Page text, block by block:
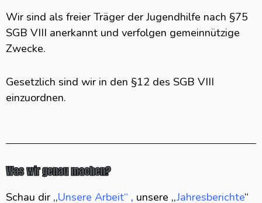
Wir sind als freier Träger der Jugendhilfe nach §75
SGB VIII anerkannt und verfolgen gemeinnützige
Zwecke.
Gesetzlich sind wir in den §12 des SGB VIII
einzuordnen.
Was wir genau machen?
Schau dir ,,Unsere Arbeit“ , unsere ,,Jahresberichte“